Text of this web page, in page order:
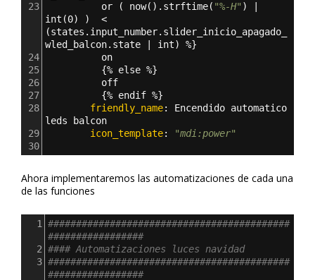
23
or ( now().strftime( "%-H" ) |
int(0) )  <
(states.input_number.slider_inicio_apagado_
wled_balcon.state | int) %}
24
on
25
{% else %}
26
off
27
{% endif %}
28
friendly_name: Encendido automatico
leds balcon
29
icon_template:
"mdi:power"
30
Ahora implementaremos las automatizaciones de cada una
de las funciones
1
###########################################
#################
2 #### Automatizaciones luces navidad
3 ###########################################